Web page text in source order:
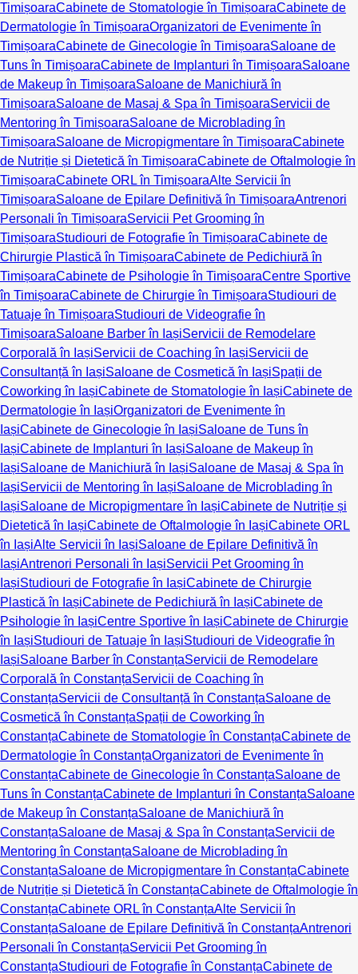
TimișoaraCabinete de Stomatologie în TimișoaraCabinete de
Dermatologie în TimișoaraOrganizatori de Evenimente în
TimișoaraCabinete de Ginecologie în TimișoaraSaloane de
Tuns în TimișoaraCabinete de Implanturi în TimișoaraSaloane
de Makeup în TimișoaraSaloane de Manichiură în
TimișoaraSaloane de Masaj & Spa în TimișoaraServicii de
Mentoring în TimișoaraSaloane de Microblading în
TimișoaraSaloane de Micropigmentare în TimișoaraCabinete
de Nutriție și Dietetică în TimișoaraCabinete de Oftalmologie în
TimișoaraCabinete ORL în TimișoaraAlte Servicii în
TimișoaraSaloane de Epilare Definitivă în TimișoaraAntrenori
Personali în TimișoaraServicii Pet Grooming în
TimișoaraStudiouri de Fotografie în TimișoaraCabinete de
Chirurgie Plastică în TimișoaraCabinete de Pedichiură în
TimișoaraCabinete de Psihologie în TimișoaraCentre Sportive
în TimișoaraCabinete de Chirurgie în TimișoaraStudiouri de
Tatuaje în TimișoaraStudiouri de Videografie în
TimișoaraSaloane Barber în IașiServicii de Remodelare
Corporală în IașiServicii de Coaching în IașiServicii de
Consultanță în IașiSaloane de Cosmetică în IașiSpații de
Coworking în IașiCabinete de Stomatologie în IașiCabinete de
Dermatologie în IașiOrganizatori de Evenimente în
IașiCabinete de Ginecologie în IașiSaloane de Tuns în
IașiCabinete de Implanturi în IașiSaloane de Makeup în
IașiSaloane de Manichiură în IașiSaloane de Masaj & Spa în
IașiServicii de Mentoring în IașiSaloane de Microblading în
IașiSaloane de Micropigmentare în IașiCabinete de Nutriție și
Dietetică în IașiCabinete de Oftalmologie în IașiCabinete ORL
în IașiAlte Servicii în IașiSaloane de Epilare Definitivă în
IașiAntrenori Personali în IașiServicii Pet Grooming în
IașiStudiouri de Fotografie în IașiCabinete de Chirurgie
Plastică în IașiCabinete de Pedichiură în IașiCabinete de
Psihologie în IașiCentre Sportive în IașiCabinete de Chirurgie
în IașiStudiouri de Tatuaje în IașiStudiouri de Videografie în
IașiSaloane Barber în ConstanțaServicii de Remodelare
Corporală în ConstanțaServicii de Coaching în
ConstanțaServicii de Consultanță în ConstanțaSaloane de
Cosmetică în ConstanțaSpații de Coworking în
ConstanțaCabinete de Stomatologie în ConstanțaCabinete de
Dermatologie în ConstanțaOrganizatori de Evenimente în
ConstanțaCabinete de Ginecologie în ConstanțaSaloane de
Tuns în ConstanțaCabinete de Implanturi în ConstanțaSaloane
de Makeup în ConstanțaSaloane de Manichiură în
ConstanțaSaloane de Masaj & Spa în ConstanțaServicii de
Mentoring în ConstanțaSaloane de Microblading în
ConstanțaSaloane de Micropigmentare în ConstanțaCabinete
de Nutriție și Dietetică în ConstanțaCabinete de Oftalmologie în
ConstanțaCabinete ORL în ConstanțaAlte Servicii în
ConstanțaSaloane de Epilare Definitivă în ConstanțaAntrenori
Personali în ConstanțaServicii Pet Grooming în
ConstanțaStudiouri de Fotografie în ConstanțaCabinete de